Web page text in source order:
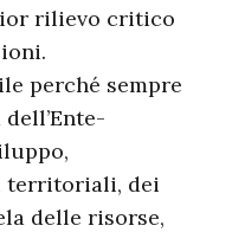
rilievo critico
perché sempre
territoriali, dei
delle risorse,